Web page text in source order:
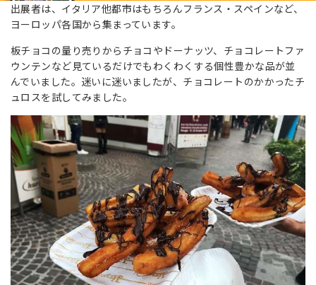
出展者は、イタリア他都市はもちろんフランス・スペインなど、
ヨーロッパ各国から集まっています。
板チョコの量り売りからチョコやドーナッツ、チョコレートファ
ウンテンなど見ているだけでもわくわくする個性豊かな品が並
んでいました。迷いに迷いましたが、チョコレートのかかったチ
ュロスを試してみました。